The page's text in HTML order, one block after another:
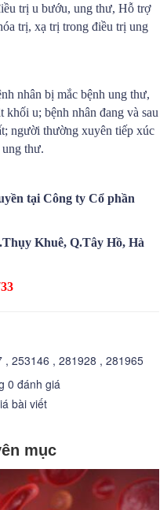
trị u bướu, ung thư, Hỗ trợ
trị, xạ trị trong điều trị ung
nhân bị mắc bệnh ung thư,
khối u; bệnh nhân đang và sau
người thường xuyên tiếp xúc
thư.
tại Công ty Cổ phần
Khuê, Q.Tây Hồ, Hà
, 253146 , 281928 , 281965
0 đánh giá
bài viết
mục